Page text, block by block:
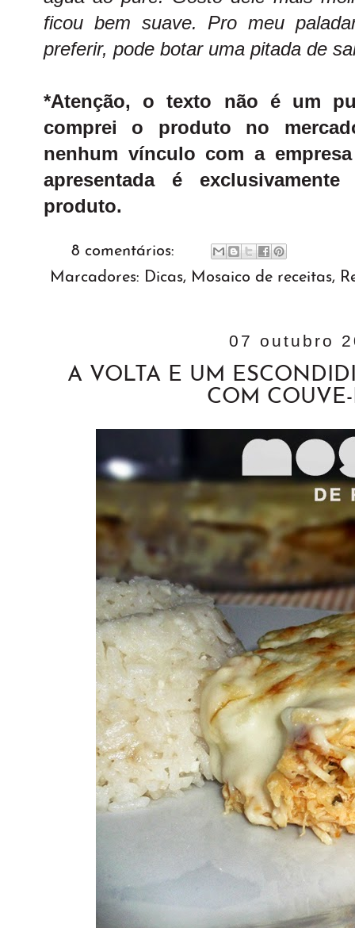
ficou bem suave. Pro meu
preferir, pode botar uma pitada de
*Atenção, o texto não é um
comprei o produto no
nenhum vínculo com a
apresentada é
produto.
8 comentários:
Marcadores: Dicas, Mosaico de receitas,
07 outubro
A VOLTA E UM
COM